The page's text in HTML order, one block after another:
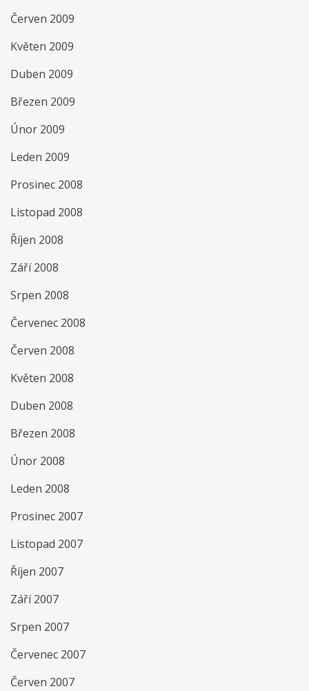
Červen 2009
Květen 2009
Duben 2009
Březen 2009
Únor 2009
Leden 2009
Prosinec 2008
Listopad 2008
Říjen 2008
Září 2008
Srpen 2008
Červenec 2008
Červen 2008
Květen 2008
Duben 2008
Březen 2008
Únor 2008
Leden 2008
Prosinec 2007
Listopad 2007
Říjen 2007
Září 2007
Srpen 2007
Červenec 2007
Červen 2007